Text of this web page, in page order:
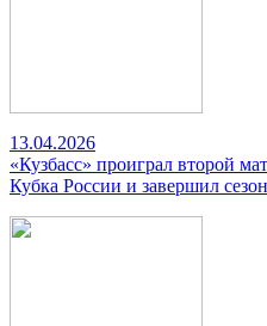
13.04.2026
«Кузбасс» проиграл второй
Кубка России и завершил